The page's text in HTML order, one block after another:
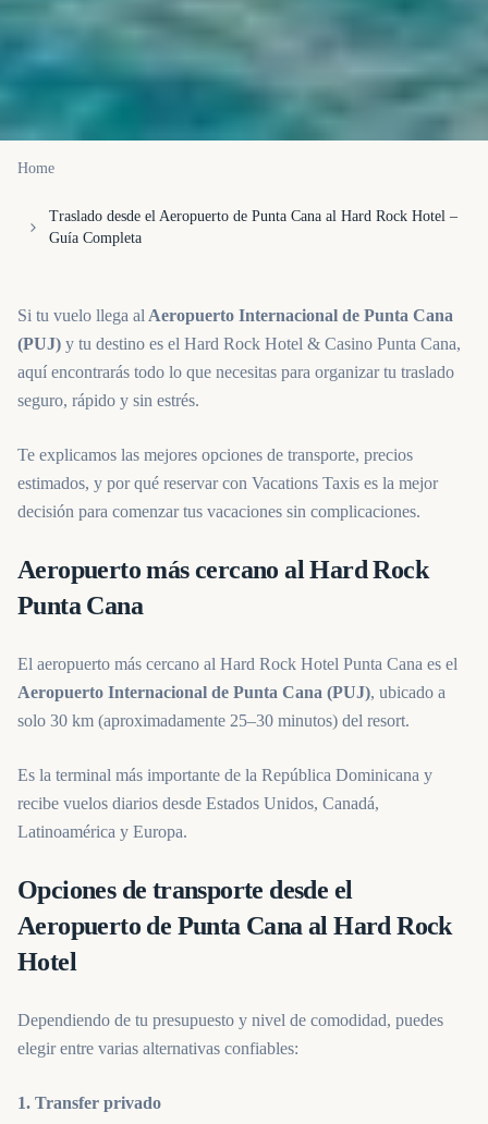
Home
Traslado desde el Aeropuerto de Punta Cana al Hard Rock Hotel –
Guía Completa
Si tu vuelo llega al Aeropuerto Internacional de Punta Cana
(PUJ) y tu destino es el Hard Rock Hotel & Casino Punta Cana,
aquí encontrarás todo lo que necesitas para organizar tu traslado
seguro, rápido y sin estrés.
Te explicamos las mejores opciones de transporte, precios
estimados, y por qué reservar con Vacations Taxis es la mejor
decisión para comenzar tus vacaciones sin complicaciones.
Aeropuerto más cercano al Hard Rock
Punta Cana
El aeropuerto más cercano al Hard Rock Hotel Punta Cana es el
Aeropuerto Internacional de Punta Cana (PUJ), ubicado a
solo 30 km (aproximadamente 25–30 minutos) del resort.
Es la terminal más importante de la República Dominicana y
recibe vuelos diarios desde Estados Unidos, Canadá,
Latinoamérica y Europa.
Opciones de transporte desde el
Aeropuerto de Punta Cana al Hard Rock
Hotel
Dependiendo de tu presupuesto y nivel de comodidad, puedes
elegir entre varias alternativas confiables:
1. Transfer privado